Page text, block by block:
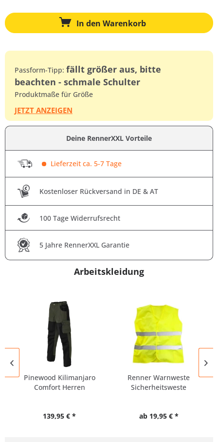
In den Warenkorb
Passform-Tipp: fällt größer aus, bitte
beachten - schmale Schulter
Produktmaße für Größe
JETZT ANZEIGEN
Deine RennerXXL Vorteile
Lieferzeit ca. 5-7 Tage
Kostenloser Rückversand in DE & AT
100 Tage Widerrufsrecht
5 Jahre RennerXXL Garantie
Arbeitskleidung
Pinewood Kilimanjaro
Comfort Herren
139,95 € *
Renner Warnweste
Sicherheitsweste
ab 19,95 € *